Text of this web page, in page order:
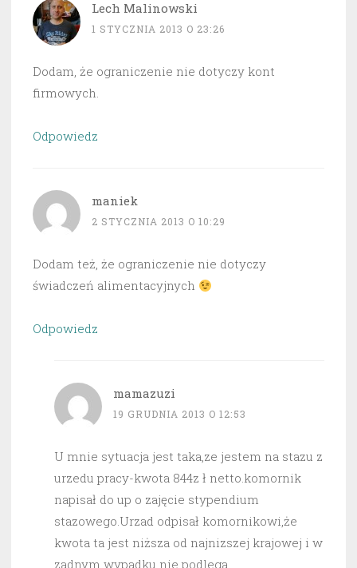
Lech Malinowski
1 STYCZNIA 2013 O 23:26
Dodam, że ograniczenie nie dotyczy kont
firmowych.
Odpowiedz
maniek
2 STYCZNIA 2013 O 10:29
Dodam też, że ograniczenie nie dotyczy
świadczeń alimentacyjnych
Odpowiedz
mamazuzi
19 GRUDNIA 2013 O 12:53
U mnie sytuacja jest taka,ze jestem na stazu z
urzedu pracy-kwota 844z ł netto.komornik
napisał do up o zajęcie stypendium
stazowego.Urzad odpisał komornikowi,że
kwota ta jest niższa od najnizszej krajowej i w
zadnym wypadku nie podlega